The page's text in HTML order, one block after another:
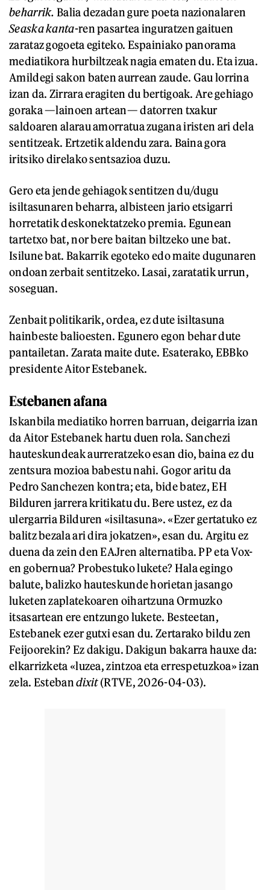
beharrik.Balia dezadan gure poeta nazionalaren
Seaskakanta-ren pasartea inguratzen gaituen
zarataz gogoeta egiteko. Espainiako panorama
mediatikora hurbiltzeak nagia ematen du. Eta izua.
Amildegi sakon baten aurrean zaude. Gau lorrina
izan da. Zirrara eragiten du bertigoak. Are gehiago
goraka —lainoen artean— datorren txakur
saldoaren alarau amorratua zugana iristen ari dela
sentitzeak. Ertzetik aldendu zara. Baina gora
iritsiko direlako sentsazioa duzu.
Gero eta jende gehiagok sentitzen du/dugu
isiltasunaren beharra, albisteen jario etsigarri
horretatik deskonektatzeko premia. Egunean
tartetxo bat, nor bere baitan biltzeko une bat.
Isilune bat. Bakarrik egoteko edo maite dugunaren
ondoan zerbait sentitzeko. Lasai, zaratatik urrun,
soseguan.
Zenbait politikarik, ordea, ez dute isiltasuna
hainbeste balioesten. Egunero egon behar dute
pantailetan. Zarata maite dute. Esaterako, EBBko
presidente Aitor Estebanek.
Estebanen afana
Iskanbila mediatiko horren barruan, deigarria izan
da Aitor Estebanek hartu duen rola. Sanchezi
hauteskundeak aurreratzeko esan dio, baina ez du
zentsura mozioa babestu nahi. Gogor aritu da
Pedro Sanchezen kontra; eta, bide batez, EH
Bilduren jarrera kritikatu du. Bere ustez, ez da
ulergarria Bilduren «isiltasuna». «Ezer gertatuko ez
balitz bezala ari dira jokatzen», esan du. Argitu ez
duena da zein den EAJren alternatiba. PP eta Vox-
en gobernua? Probestuko lukete? Hala egingo
balute, balizko hauteskunde horietan jasango
luketen zaplatekoaren oihartzuna Ormuzko
itsasartean ere entzungo lukete. Besteetan,
Estebanek ezer gutxi esan du. Zertarako bildu zen
Feijoorekin? Ez dakigu. Dakigun bakarra hauxe da:
elkarrizketa «luzea, zintzoa eta errespetuzkoa» izan
zela. Estebandixit(RTVE, 2026-04-03).